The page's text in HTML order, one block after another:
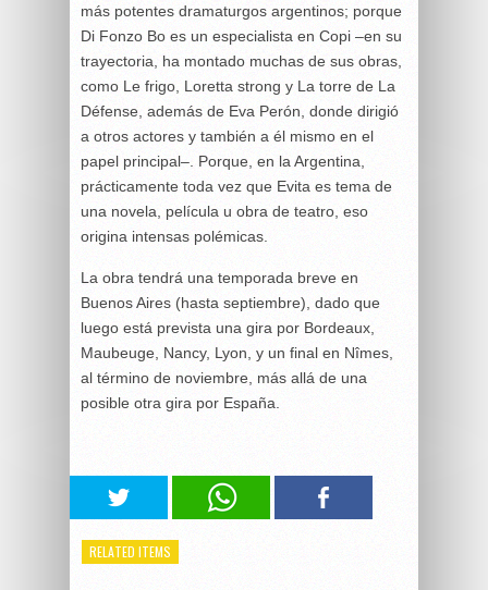
más potentes dramaturgos argentinos; porque
Di Fonzo Bo es un especialista en Copi –en su
trayectoria, ha montado muchas de sus obras,
como Le frigo, Loretta strong y La torre de La
Défense, además de Eva Perón, donde dirigió
a otros actores y también a él mismo en el
papel principal–. Porque, en la Argentina,
prácticamente toda vez que Evita es tema de
una novela, película u obra de teatro, eso
origina intensas polémicas.
La obra tendrá una temporada breve en
Buenos Aires (hasta septiembre), dado que
luego está prevista una gira por Bordeaux,
Maubeuge, Nancy, Lyon, y un final en Nîmes,
al término de noviembre, más allá de una
posible otra gira por España.
RELATED ITEMS